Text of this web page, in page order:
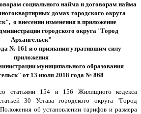
социального найма и договорам найма
домах городского округа
о внесении изменения в приложение
городского округа "Город
Архангельск"
№ 161 и о признании утратившим силу
приложения
муниципального образования
от 13 июля 2018 года № 868
статьями 154 и 156 Жилищного кодекса
30 Устава городского округа "Город
об установлении тарифов и размера